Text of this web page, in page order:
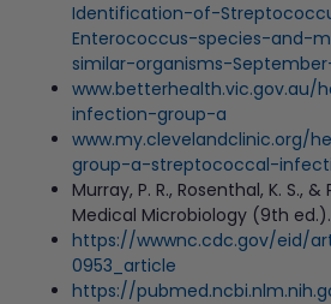
Identification-of-
Enterococcus-species-and-
similar-organisms-
infection-group-a
www.my.clevelandclinic.org/
group-a-streptococcal-
Murray, P. R., Rosenthal, K. S.,
Medical Microbiology (9th ed.).
https://wwwnc.cdc.gov/eid/
0953_article
https://